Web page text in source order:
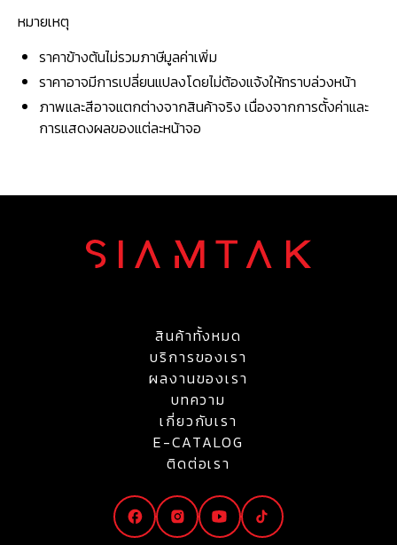
หมายเหตุ
ราคาข้างต้นไม่รวมภาษีมูลค่าเพิ่ม
ราคาอาจมีการเปลี่ยนแปลงโดยไม่ต้องแจ้งให้ทราบล่วงหน้า
ภาพและสีอาจแตกต่างจากสินค้าจริง เนื่องจากการตั้งค่าและ
การแสดงผลของแต่ละหน้าจอ
สินค้าทั้งหมด
บริการของเรา
ผลงานของเรา
บทความ
เกี่ยวกับเรา
E-CATALOG
ติดต่อเรา